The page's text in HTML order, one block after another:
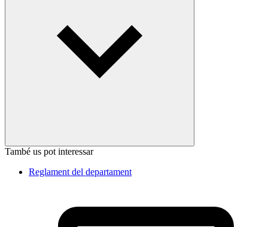
També us pot interessar
Reglament del departament